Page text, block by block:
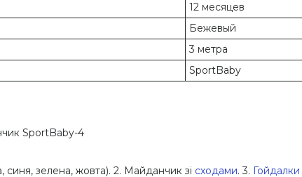
12 месяцев
Бежевый
3 метра
SportBaby
SportBaby-4
зелена, жовта). 2. Майданчик зі сходами. 3. Гойдалки